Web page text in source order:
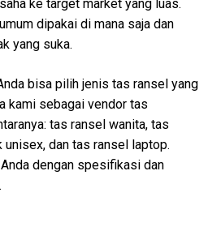
ke target market yang luas.
dipakai di mana saja dan
yang suka.
bisa pilih jenis tas ransel yang
kami sebagai vendor tas
tas ransel wanita, tas
dan tas ransel laptop.
dengan spesifikasi dan